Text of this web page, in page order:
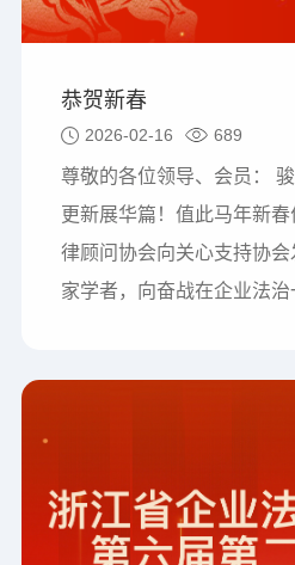
恭贺新春
2026-02-16 689
尊敬的各位领导、会员：
更新展华篇！值此马年新
律顾问协会向关心支持协
家学者，向奋战在企业法